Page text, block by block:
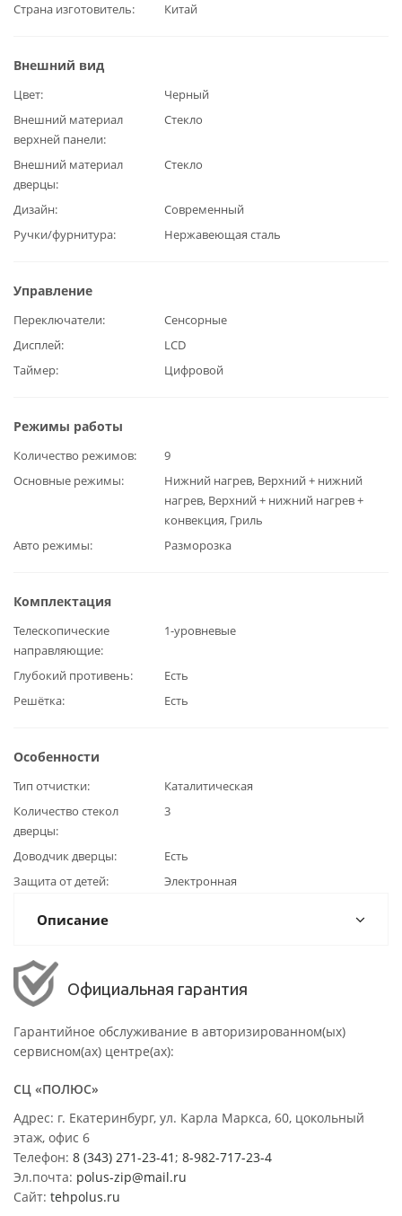
Страна изготовитель
Китай
Внешний вид
Цвет
Черный
Внешний материал
верхней панели
Стекло
Внешний материал
дверцы
Стекло
Дизайн
Современный
Ручки/фурнитура
Нержавеющая сталь
Управление
Переключатели
Сенсорные
Дисплей
LCD
Таймер
Цифровой
Режимы работы
Количество режимов
9
Основные режимы
Нижний нагрев, Верхний + нижний
нагрев, Верхний + нижний нагрев +
конвекция, Гриль
Авто режимы
Разморозка
Комплектация
Телескопические
направляющие
1-уровневые
Глубокий противень
Есть
Решётка
Есть
Особенности
Тип отчистки
Каталитическая
Количество стекол
дверцы
3
Доводчик дверцы
Есть
Защита от детей
Электронная
Описание
Официальная гарантия
Гарантийное обслуживание в авторизированном(ых)
сервисном(ах) центре(ах):
СЦ «ПОЛЮС»
Адрес: г. Екатеринбург, ул. Карла Маркса, 60, цокольный
этаж, офис 6
Телефон: 8 (343) 271-23-41; 8-982-717-23-4
Эл.почта: polus-zip@mail.ru
Сайт: tehpolus.ru